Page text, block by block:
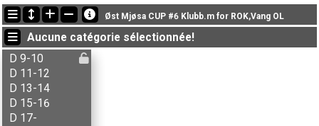
Dernières mises à jour
19:21:56: Lars Krogstie (H 40-) a terminé , chrono: 98:12 (2)
19:19:25: Simen Bordal (H 17- ) a terminé , chrono: 58:20 (5)
19:10:33: Kristian Ulekleiv (H 17-) got new status: disq
Øst Mjøsa CUP #6 Klubb.m for ROK,Vang OL
Aucune catégorie sélectionnée!
D 9-10
D 11-12
D 13-14
D 15-16
D 17-